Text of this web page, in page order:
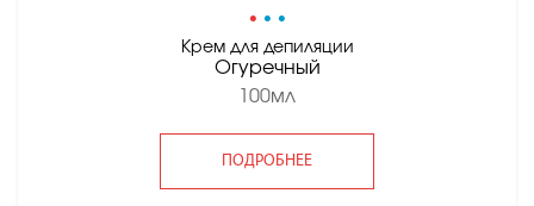
• • •
Крем для депиляции
Огуречный
100мл
ПОДРОБНЕЕ